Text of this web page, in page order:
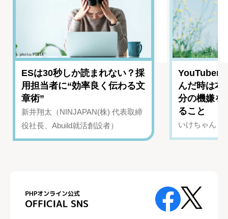
ESは30秒しか読まれない？採
用担当者に“効率良く伝わる文
章術”
新井翔太（NINJAPAN(株) 代表取締
役社長、Abuild就活創設者）
YouTuber
んだ時は
分の機嫌を
ること
いけちゃん（